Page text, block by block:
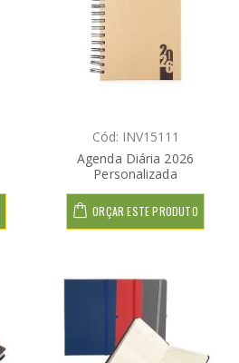
Cód: INV15111
Agenda Diária 2026
Personalizada
ORÇAR ESTE PRODUTO